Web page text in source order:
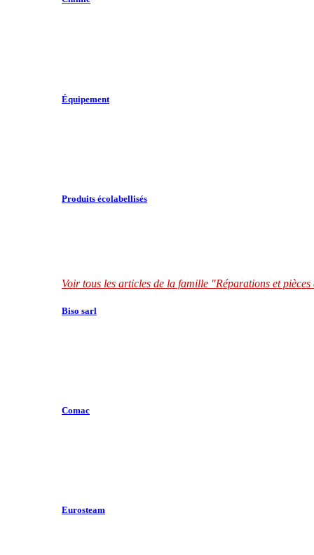
Équipement
Produits écolabellisés
Voir tous les articles de la famille "Réparations et pièces
Biso sarl
Comac
Eurosteam